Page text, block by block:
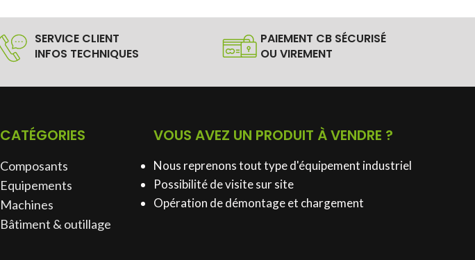
SERVICE CLIENT
INFOS TECHNIQUES
PAIEMENT CB SÉCURISÉ
OU VIREMENT
CATÉGORIES
Composants
Equipements
Machines
Bâtiment & outillage​
VOUS AVEZ UN PRODUIT À VENDRE ?
Nous reprenons tout type d'équipement industriel
Possibilité de visite sur site
Opération de démontage et chargement